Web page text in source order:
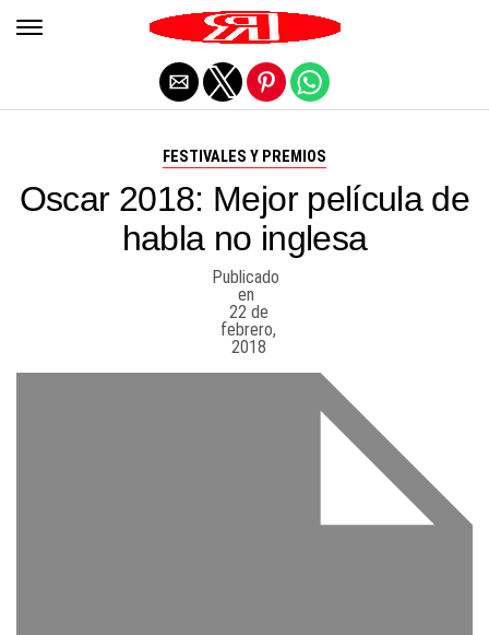
FESTIVALES Y PREMIOS
Oscar 2018: Mejor película de
habla no inglesa
Publicado
en
22 de
febrero,
2018
Salir de la versión móvil